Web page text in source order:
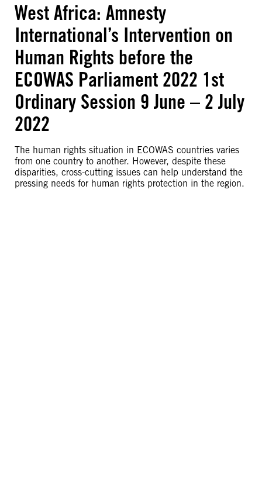
West Africa: Amnesty
International’s Intervention on
Human Rights before the
ECOWAS Parliament 2022 1st
Ordinary Session 9 June – 2 July
2022
The human rights situation in ECOWAS countries varies
from one country to another. However, despite these
disparities, cross-cutting issues can help understand the
pressing needs for human rights protection in the region.